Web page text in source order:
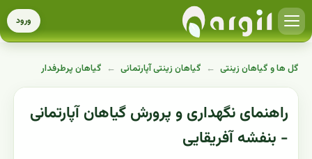
ورود
گل ها و گیاهان زینتی ← گیاهان زینتی آپارتمانی ← گیاهان پرطرفدار
راهنمای نگهداری و پرورش گیاهان آپارتمانی
- بنفشه آفریقایی